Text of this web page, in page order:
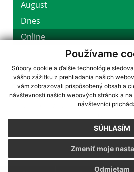
Používame
Súbory cookie a ďalšie technológie
vášho zážitku z prehliadania našich
vám zobrazovali prispôsobený obsah a
návštevnosti našich webových stránok a
návštevníci
SÚHLASÍM
Odmietam
Zmeniť moje
využite možnosť získavania aktuálnych
CMS systém (redakčný) systém ECHELON
webex.digital, s.r.o.,
Posledná aktualizácia:
Vytlačiť stránku|